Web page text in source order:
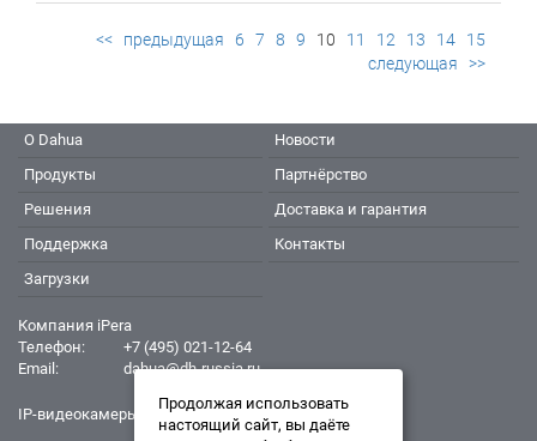
<< предыдущая 6 7 8 9 10 11 12 13 14
15
следующая
>>
О Dahua
Продукты
Решения
Поддержка
Загрузки
Новости
Партнёрство
Доставка и гарантия
Контакты
Компания iPera
Телефон:
+7 (495) 021-12-64
Email:
dahua@dh-russia.ru
IP-видеокамеры Dahua - Дахуа
Продолжая использовать
настоящий сайт, вы даёте